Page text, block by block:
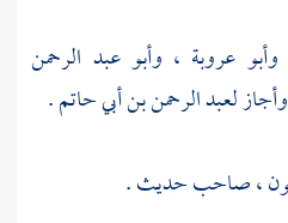
وأبو عروبة ، وأبو عبد الرحمن
لعبد الرحمن بن أبي حاتم.
، صاحب حديث .